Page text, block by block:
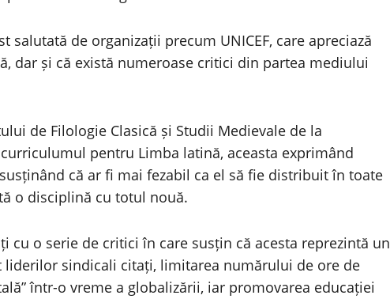
salutată de organizații precum UNICEF, care apreciază
dar și că există numeroase critici din partea mediului
de Filologie Clasică și Studii Medievale de la
pentru Limba latină, aceasta exprimând
că ar fi mai fezabil ca el să fie distribuit în toate
o disciplină cu totul nouă.
cu o serie de critici în care susțin că acesta reprezintă un
liderilor sindicali citați, limitarea numărului de ore de
într-o vreme a globalizării, iar promovarea educației